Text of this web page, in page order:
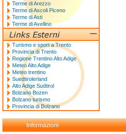
Terme di Arezzo
Terme di Ascoli Piceno
Terme di Asti
Terme di Avellino
Turismo e sport a Trento
Provincia di Trento
Regione Trentino Alto Adige
Meteo Alto Adige
Meteo trentino
Suedtirolerland
Alto Adige Sudtirol
Bolzano Bozen
Bolzano turismo
Provincia di Bolzano
Informazioni